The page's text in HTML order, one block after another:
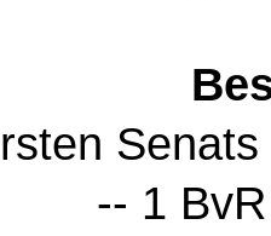
-- 1